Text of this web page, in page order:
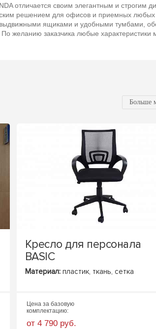
отличается своим элегантным и строгим
решением для офисов и приемных любых
ящиками и удобными тумбами,
желанию заказчика любые характеристики
Больше
Кресло для персонала
BASIC
Материал:пластик, ткань, сетка
Цена за базовую
комплектацию:
от 4 790 руб.